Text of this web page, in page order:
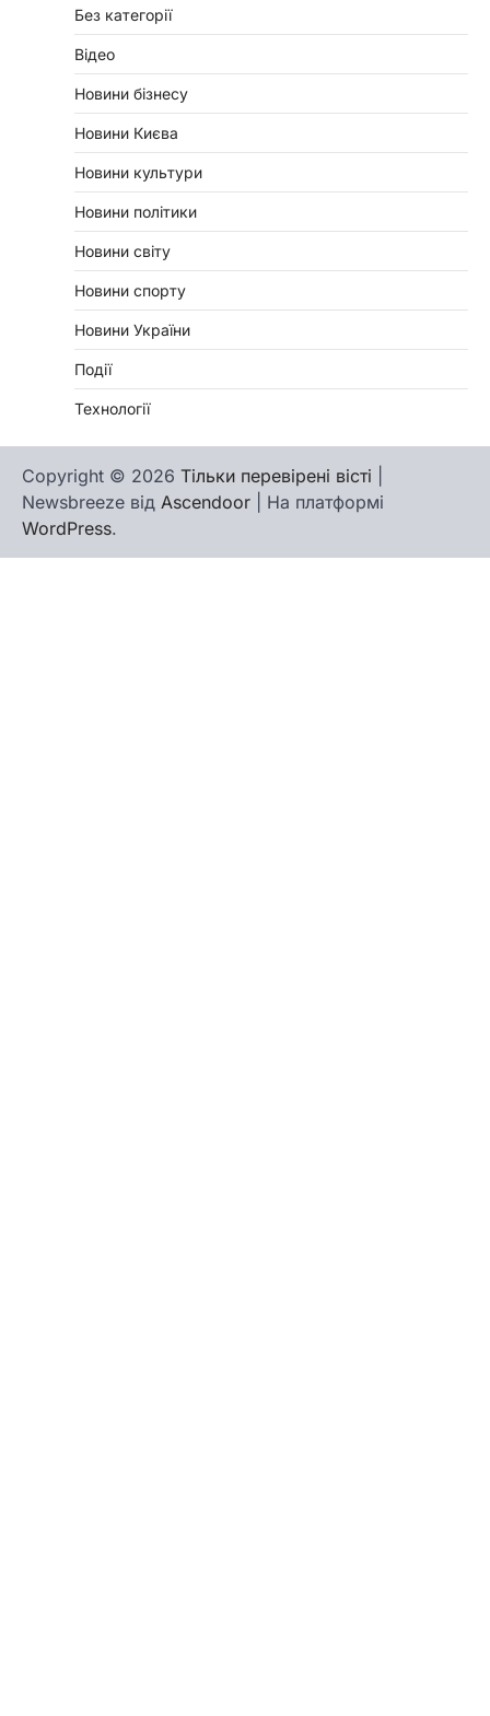
Без категорії
Відео
Новини бізнесу
Новини Києва
Новини культури
Новини політики
Новини світу
Новини спорту
Новини України
Події
Технології
Copyright © 2026 Тільки перевірені вісті
Newsbreeze від Ascendoor | На платформі
WordPress.